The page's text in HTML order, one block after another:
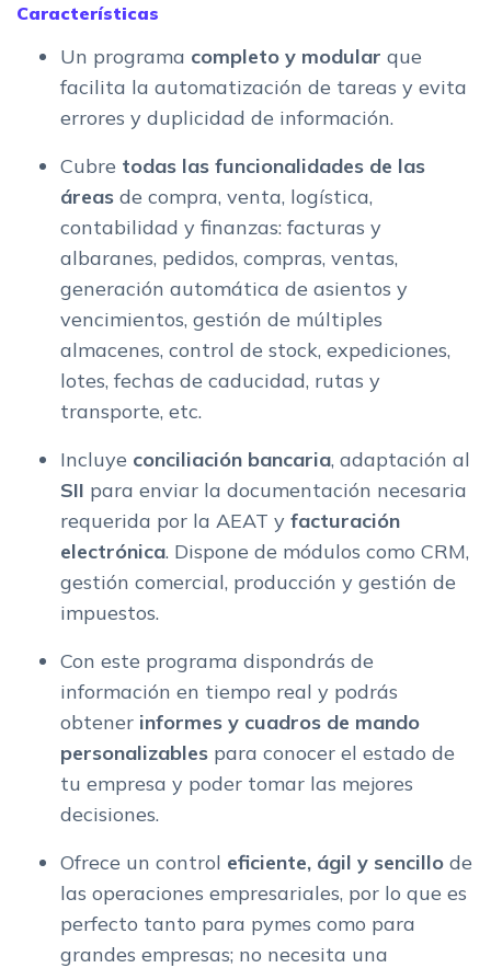
Caracteristicas de los mejores ERP para empresas
Ventajas de utilizar un programa ERP
El mejor software ERP para tu empresa
Características
Un programa completo y modular que
facilita la automatización de tareas y evita
errores y duplicidad de información.
Cubre todas las funcionalidades de las
áreas de compra, venta, logística,
contabilidad y finanzas: facturas y
albaranes, pedidos, compras, ventas,
generación automática de asientos y
vencimientos, gestión de múltiples
almacenes, control de stock, expediciones,
lotes, fechas de caducidad, rutas y
transporte, etc.
Incluye conciliación bancaria, adaptación al
SII para enviar la documentación necesaria
requerida por la AEAT y facturación
electrónica. Dispone de módulos como CRM,
gestión comercial, producción y gestión de
impuestos.
Con este programa dispondrás de
información en tiempo real y podrás
obtener informes y cuadros de mando
personalizables para conocer el estado de
tu empresa y poder tomar las mejores
decisiones.
Ofrece un control eficiente, ágil y sencillo de
las operaciones empresariales, por lo que es
perfecto tanto para pymes como para
grandes empresas; no necesita una